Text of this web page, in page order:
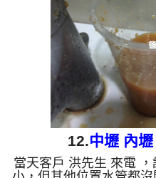
後，熱水管已正常出水
熱水澡了。 清洗水管, 水
熱水忽冷忽
12.中壢 內
當天客戶 洪先生 來電